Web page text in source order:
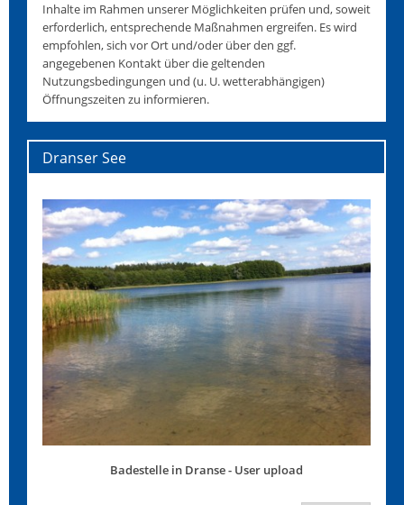
Inhalte im Rahmen unserer Möglichkeiten prüfen und, soweit
erforderlich, entsprechende Maßnahmen ergreifen. Es wird
empfohlen, sich vor Ort und/oder über den ggf.
angegebenen Kontakt über die geltenden
Nutzungsbedingungen und (u. U. wetterabhängigen)
Öffnungszeiten zu informieren.
Dranser See
Badestelle in Dranse - User upload